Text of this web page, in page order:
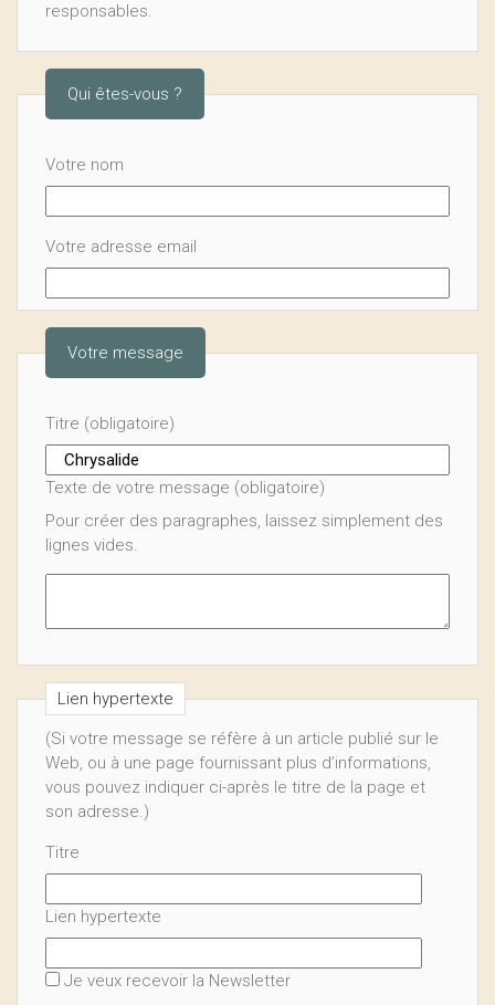
responsables.
Qui êtes-vous ?
Votre nom
Votre adresse email
Votre message
Titre (obligatoire)
Texte de votre message (obligatoire)
Pour créer des paragraphes, laissez simplement des
lignes vides.
Lien hypertexte
(Si votre message se réfère à un article publié sur le
Web, ou à une page fournissant plus d’informations,
vous pouvez indiquer ci-après le titre de la page et
son adresse.)
Titre
Lien hypertexte
Je veux recevoir la Newsletter